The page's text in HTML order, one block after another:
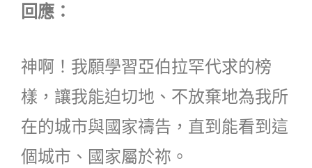
回應：
神啊！我願學習亞伯拉罕代求的榜
樣，讓我能迫切地、不放棄地為我所
在的城市與國家禱告，直到能看到這
個城市、國家屬於祢。